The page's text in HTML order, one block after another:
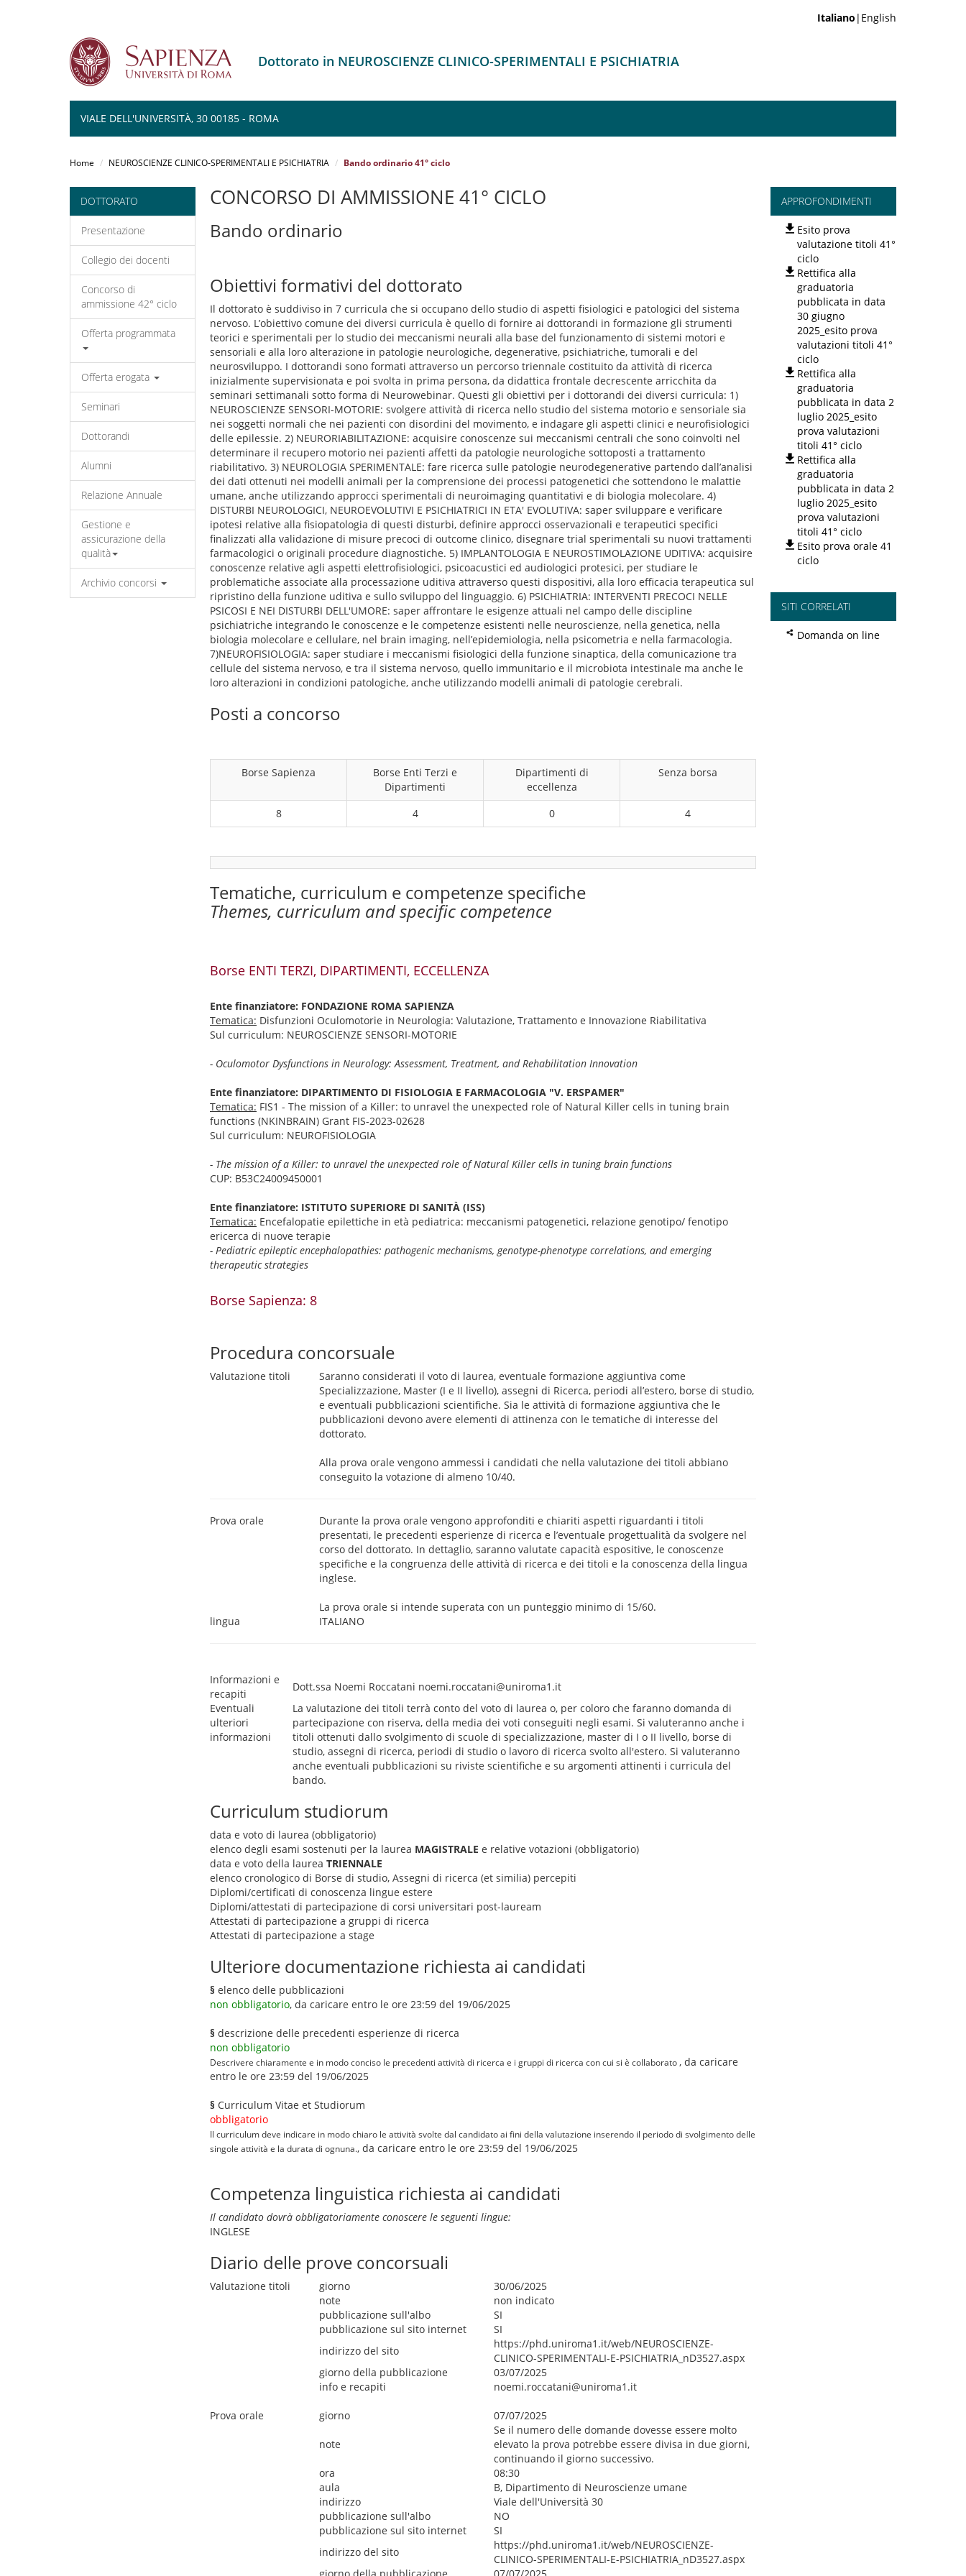
Italiano |English
Dottorato in NEUROSCIENZE CLINICO-SPERIMENTALI E PSICHIATRIA
VIALE DELL'UNIVERSITÀ, 30 00185 - ROMA
Home NEUROSCIENZE CLINICO-SPERIMENTALI E PSICHIATRIA Bando ordinario 41° ciclo
DOTTORATO
Presentazione
Collegio dei docenti
Concorso di
ammissione 42° ciclo
Offerta programmata
Offerta erogata
Seminari
Dottorandi
Alumni
Relazione Annuale
Gestione e
assicurazione della
qualità
Archivio concorsi
CONCORSO DI AMMISSIONE 41° CICLO
Bando ordinario
Obiettivi formativi del dottorato
Il dottorato è suddiviso in 7 curricula che si occupano dello studio di aspetti fisiologici e patologici del sistema
nervoso. L’obiettivo comune dei diversi curricula è quello di fornire ai dottorandi in formazione gli strumenti
teorici e sperimentali per lo studio dei meccanismi neurali alla base del funzionamento di sistemi motori e
sensoriali e alla loro alterazione in patologie neurologiche, degenerative, psichiatriche, tumorali e del
neurosviluppo. I dottorandi sono formati attraverso un percorso triennale costituito da attività di ricerca
inizialmente supervisionata e poi svolta in prima persona, da didattica frontale decrescente arricchita da
seminari settimanali sotto forma di Neurowebinar. Questi gli obiettivi per i dottorandi dei diversi curricula: 1)
NEUROSCIENZE SENSORI-MOTORIE: svolgere attività di ricerca nello studio del sistema motorio e sensoriale sia
nei soggetti normali che nei pazienti con disordini del movimento, e indagare gli aspetti clinici e neurofisiologici
delle epilessie. 2) NEURORIABILITAZIONE: acquisire conoscenze sui meccanismi centrali che sono coinvolti nel
determinare il recupero motorio nei pazienti affetti da patologie neurologiche sottoposti a trattamento
riabilitativo. 3) NEUROLOGIA SPERIMENTALE: fare ricerca sulle patologie neurodegenerative partendo dall’analisi
dei dati ottenuti nei modelli animali per la comprensione dei processi patogenetici che sottendono le malattie
umane, anche utilizzando approcci sperimentali di neuroimaging quantitativi e di biologia molecolare. 4)
DISTURBI NEUROLOGICI, NEUROEVOLUTIVI E PSICHIATRICI IN ETA' EVOLUTIVA: saper sviluppare e verificare
ipotesi relative alla fisiopatologia di questi disturbi, definire approcci osservazionali e terapeutici specifici
finalizzati alla validazione di misure precoci di outcome clinico, disegnare trial sperimentali su nuovi trattamenti
farmacologici o originali procedure diagnostiche. 5) IMPLANTOLOGIA E NEUROSTIMOLAZIONE UDITIVA: acquisire
conoscenze relative agli aspetti elettrofisiologici, psicoacustici ed audiologici protesici, per studiare le
problematiche associate alla processazione uditiva attraverso questi dispositivi, alla loro efficacia terapeutica sul
ripristino della funzione uditiva e sullo sviluppo del linguaggio. 6) PSICHIATRIA: INTERVENTI PRECOCI NELLE
PSICOSI E NEI DISTURBI DELL'UMORE: saper affrontare le esigenze attuali nel campo delle discipline
psichiatriche integrando le conoscenze e le competenze esistenti nelle neuroscienze, nella genetica, nella
biologia molecolare e cellulare, nel brain imaging, nell’epidemiologia, nella psicometria e nella farmacologia.
7)NEUROFISIOLOGIA: saper studiare i meccanismi fisiologici della funzione sinaptica, della comunicazione tra
cellule del sistema nervoso, e tra il sistema nervoso, quello immunitario e il microbiota intestinale ma anche le
loro alterazioni in condizioni patologiche, anche utilizzando modelli animali di patologie cerebrali.
Posti a concorso
Borse Sapienza
Borse Enti Terzi e
Dipartimenti
Dipartimenti di
eccellenza
Senza borsa
8 4 0 4
Tematiche, curriculum e competenze specifiche
Themes, curriculum and specific competence
Borse ENTI TERZI, DIPARTIMENTI, ECCELLENZA
Ente finanziatore: FONDAZIONE ROMA SAPIENZA
Tematica: Disfunzioni Oculomotorie in Neurologia: Valutazione, Trattamento e Innovazione Riabilitativa
Sul curriculum: NEUROSCIENZE SENSORI-MOTORIE
- Oculomotor Dysfunctions in Neurology: Assessment, Treatment, and Rehabilitation Innovation
Ente finanziatore: DIPARTIMENTO DI FISIOLOGIA E FARMACOLOGIA "V. ERSPAMER"
Tematica: FIS1 - The mission of a Killer: to unravel the unexpected role of Natural Killer cells in tuning brain
functions (NKINBRAIN) Grant FIS-2023-02628
Sul curriculum: NEUROFISIOLOGIA
- The mission of a Killer: to unravel the unexpected role of Natural Killer cells in tuning brain functions
CUP: B53C24009450001
Ente finanziatore: ISTITUTO SUPERIORE DI SANITÀ (ISS)
Tematica: Encefalopatie epilettiche in età pediatrica: meccanismi patogenetici, relazione genotipo/ fenotipo
ericerca di nuove terapie
- Pediatric epileptic encephalopathies: pathogenic mechanisms, genotype-phenotype correlations, and emerging
therapeutic strategies
Borse Sapienza: 8
Procedura concorsuale
Valutazione titoli
Saranno considerati il voto di laurea, eventuale formazione aggiuntiva come
Specializzazione, Master (I e II livello), assegni di Ricerca, periodi all’estero, borse di studio,
e eventuali pubblicazioni scientifiche. Sia le attività di formazione aggiuntiva che le
pubblicazioni devono avere elementi di attinenza con le tematiche di interesse del
dottorato.
Alla prova orale vengono ammessi i candidati che nella valutazione dei titoli abbiano
conseguito la votazione di almeno 10/40.
Prova orale
Durante la prova orale vengono approfonditi e chiariti aspetti riguardanti i titoli
presentati, le precedenti esperienze di ricerca e l’eventuale progettualità da svolgere nel
corso del dottorato. In dettaglio, saranno valutate capacità espositive, le conoscenze
specifiche e la congruenza delle attività di ricerca e dei titoli e la conoscenza della lingua
inglese.
La prova orale si intende superata con un punteggio minimo di 15/60.
lingua
ITALIANO
Informazioni e
recapiti
Dott.ssa Noemi Roccatani noemi.roccatani@uniroma1.it
Eventuali
ulteriori
informazioni
La valutazione dei titoli terrà conto del voto di laurea o, per coloro che faranno domanda di
partecipazione con riserva, della media dei voti conseguiti negli esami. Si valuteranno anche i
titoli ottenuti dallo svolgimento di scuole di specializzazione, master di I o II livello, borse di
studio, assegni di ricerca, periodi di studio o lavoro di ricerca svolto all'estero. Si valuteranno
anche eventuali pubblicazioni su riviste scientifiche e su argomenti attinenti i curricula del
bando.
Curriculum studiorum
data e voto di laurea (obbligatorio)
elenco degli esami sostenuti per la laurea MAGISTRALE e relative votazioni (obbligatorio)
data e voto della laurea TRIENNALE
elenco cronologico di Borse di studio, Assegni di ricerca (et similia) percepiti
Diplomi/certificati di conoscenza lingue estere
Diplomi/attestati di partecipazione di corsi universitari post-lauream
Attestati di partecipazione a gruppi di ricerca
Attestati di partecipazione a stage
Ulteriore documentazione richiesta ai candidati
§ elenco delle pubblicazioni
non obbligatorio, da caricare entro le ore 23:59 del 19/06/2025
§ descrizione delle precedenti esperienze di ricerca
non obbligatorio
Descrivere chiaramente e in modo conciso le precedenti attività di ricerca e i gruppi di ricerca con cui si è collaborato, da caricare
entro le ore 23:59 del 19/06/2025
§ Curriculum Vitae et Studiorum
obbligatorio
Il curriculum deve indicare in modo chiaro le attività svolte dal candidato ai fini della valutazione inserendo il periodo di svolgimento delle
singole attività e la durata di ognuna., da caricare entro le ore 23:59 del 19/06/2025
Competenza linguistica richiesta ai candidati
Il candidato dovrà obbligatoriamente conoscere le seguenti lingue:
INGLESE
Diario delle prove concorsuali
Valutazione titoli giorno
30/06/2025
note
non indicato
pubblicazione sull'albo
SI
pubblicazione sul sito internet
SI
indirizzo del sito
https://phd.uniroma1.it/web/NEUROSCIENZE-
CLINICO-SPERIMENTALI-E-PSICHIATRIA_nD3527.aspx
giorno della pubblicazione
03/07/2025
info e recapiti
noemi.roccatani@uniroma1.it
Prova orale giorno 07/07/2025
note
Se il numero delle domande dovesse essere molto
elevato la prova potrebbe essere divisa in due giorni,
continuando il giorno successivo.
ora
08:30
aula
B, Dipartimento di Neuroscienze umane
indirizzo
Viale dell'Università 30
pubblicazione sull'albo
NO
pubblicazione sul sito internet
SI
indirizzo del sito
https://phd.uniroma1.it/web/NEUROSCIENZE-
CLINICO-SPERIMENTALI-E-PSICHIATRIA_nD3527.aspx
APPROFONDIMENTI
Esito prova
valutazione titoli 41°
ciclo
Rettifica alla
graduatoria
pubblicata in data
30 giugno
2025_esito prova
valutazioni titoli 41°
ciclo
Rettifica alla
graduatoria
pubblicata in data 2
luglio 2025_esito
prova valutazioni
titoli 41° ciclo
Rettifica alla
graduatoria
pubblicata in data 2
luglio 2025_esito
prova valutazioni
titoli 41° ciclo
Esito prova orale 41
ciclo
SITI CORRELATI
Domanda on line